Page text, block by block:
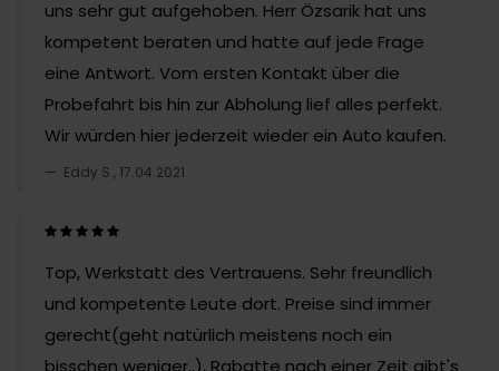
uns sehr gut aufgehoben. Herr Özsarik hat uns
kompetent beraten und hatte auf jede Frage
eine Antwort. Vom ersten Kontakt über die
Probefahrt bis hin zur Abholung lief alles perfekt.
Wir würden hier jederzeit wieder ein Auto kaufen.
Eddy S., 17.04.2021
Top, Werkstatt des Vertrauens. Sehr freundlich
und kompetente Leute dort. Preise sind immer
gerecht(geht natürlich meistens noch ein
bisschen weniger..), Rabatte nach einer Zeit gibt's